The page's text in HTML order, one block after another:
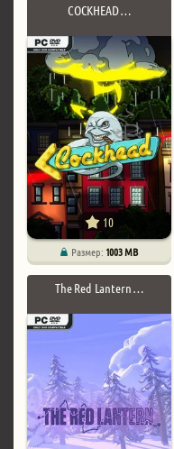
COCKHEAD …
10
Размер: 1003 MB
The Red Lantern …